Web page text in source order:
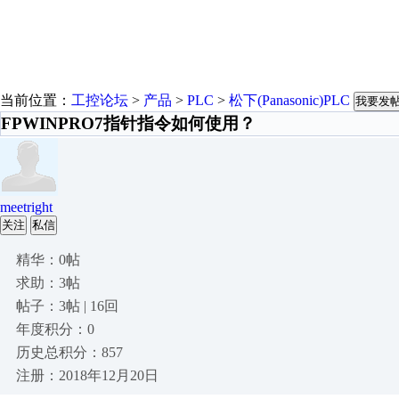
当前位置： 工控论坛 > 产品 > PLC > 松下(Panasonic)PLC 我要发
FPWINPRO7指针指令如何使用？
meetright
关注 私信
精华：0帖
求助：3帖
帖子：3帖 | 16回
年度积分：0
历史总积分：857
注册：2018年12月20日